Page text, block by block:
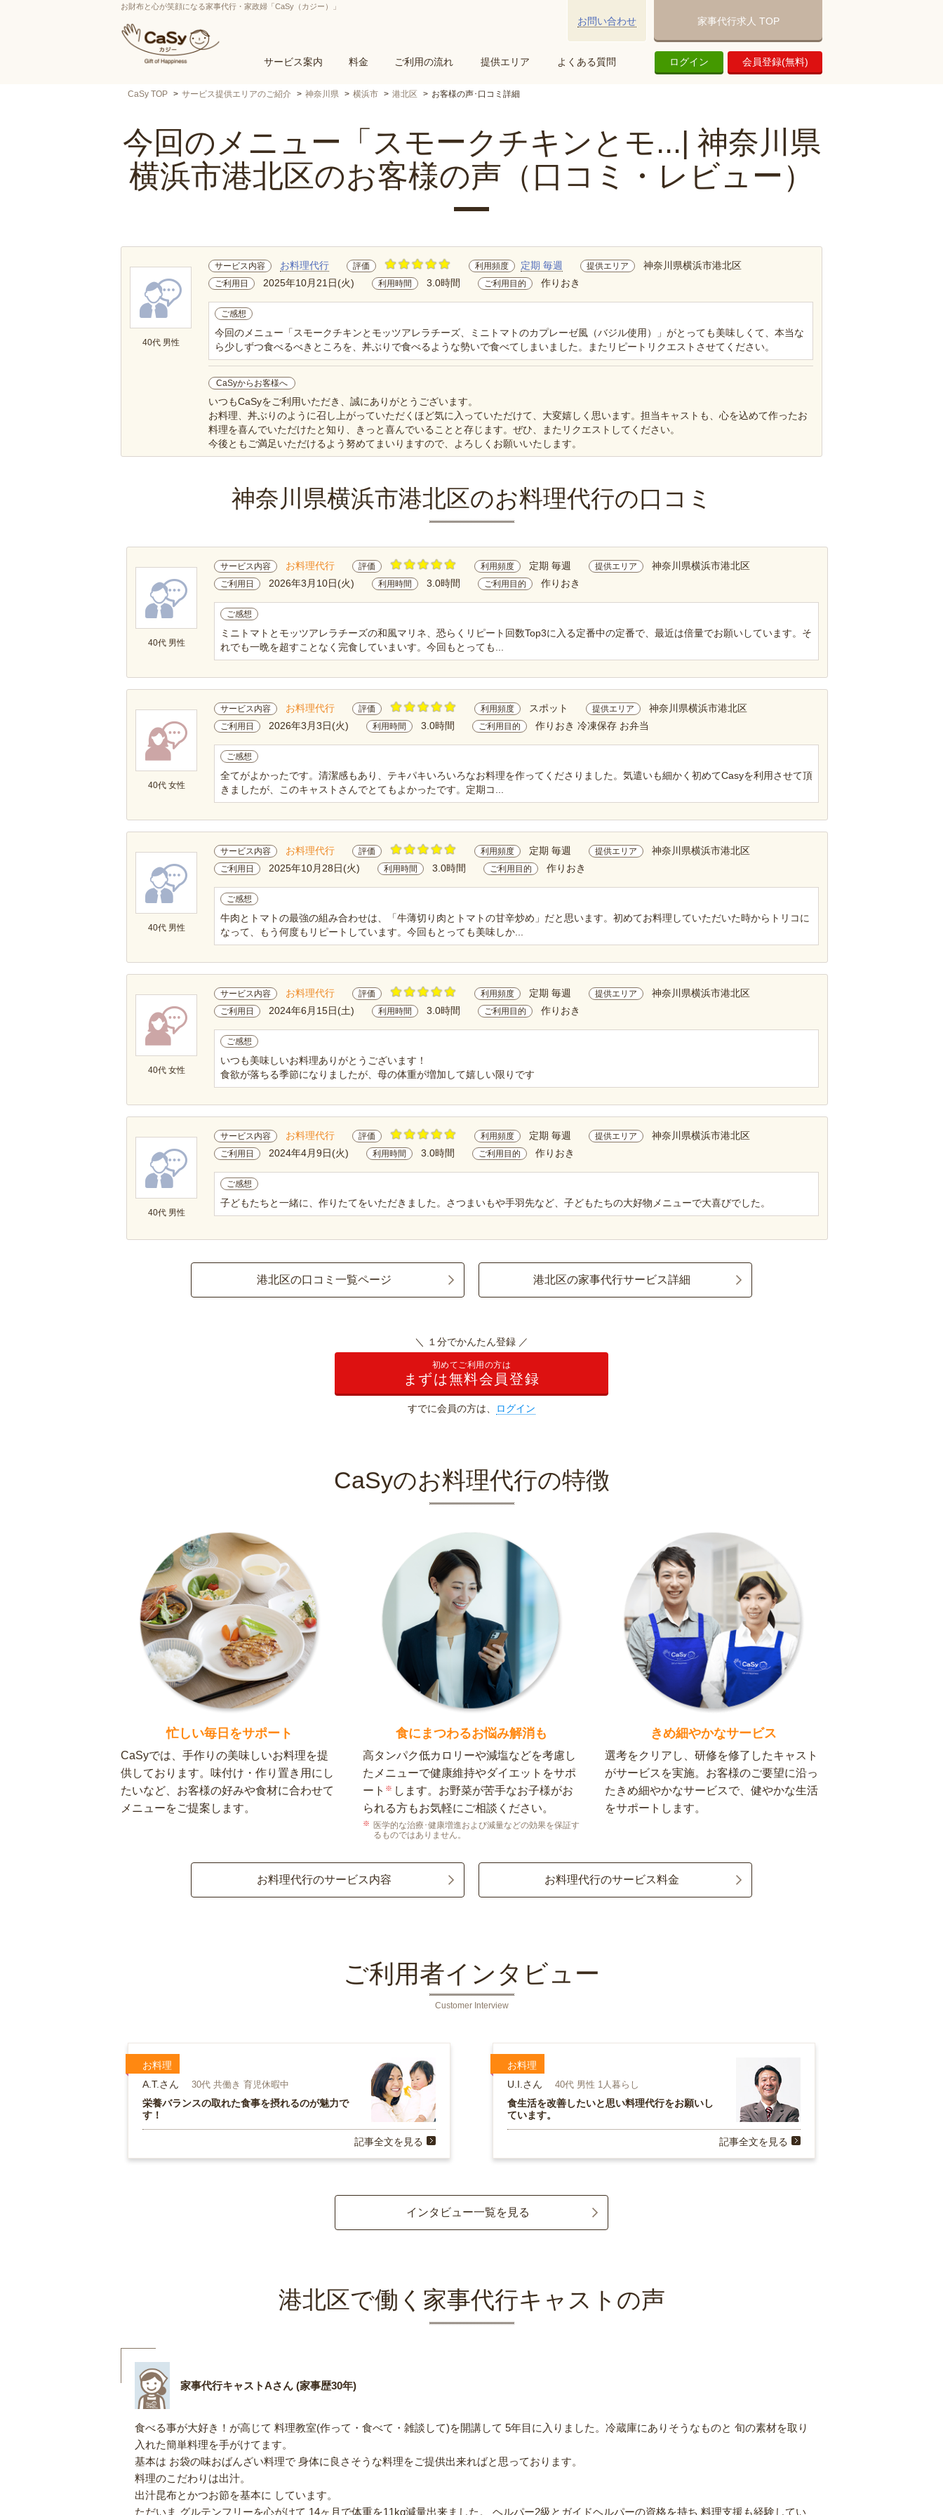
お財布と心が笑顔になる家事代行・家政婦「CaSy（カジー）」
サービス案内 料金 ご利用の流れ 提供エリア よくある質問 ログイン 会員登録(無料)
お問い合わせ 家事代行求人 TOP
CaSy TOP サービス提供エリアのご紹介 神奈川県 横浜市 港北区 お客様の声･口コミ詳細
今回のメニュー「スモークチキンとモ...| 神奈川県
横浜市港北区のお客様の声（口コミ・レビュー）
40代 男性
サービス内容 お料理代行 評価 利用頻度 定期 毎週 提供エリア 神奈川県横浜市港北区
ご利用日 2025年10月21日(火) 利用時間 3.0時間 ご利用目的 作りおき
ご感想
今回のメニュー「スモークチキンとモッツアレラチーズ、ミニトマトのカプレーゼ風（バジル使用）」がとっても美味しくて、本当な
ら少しずつ食べるべきところを、丼ぶりで食べるような勢いで食べてしまいました。またリピートリクエストさせてください。
CaSyからお客様へ
いつもCaSyをご利用いただき、誠にありがとうございます。
お料理、丼ぶりのように召し上がっていただくほど気に入っていただけて、大変嬉しく思います。担当キャストも、心を込めて作ったお
料理を喜んでいただけたと知り、きっと喜んでいることと存じます。ぜひ、またリクエストしてください。
今後ともご満足いただけるよう努めてまいりますので、よろしくお願いいたします。
神奈川県横浜市港北区のお料理代行の口コミ
40代 男性
サービス内容 お料理代行 評価 利用頻度 定期 毎週 提供エリア 神奈川県横浜市港北区
ご利用日 2026年3月10日(火) 利用時間 3.0時間 ご利用目的 作りおき
ご感想
ミニトマトとモッツアレラチーズの和風マリネ、恐らくリピート回数Top3に入る定番中の定番で、最近は倍量でお願いしています。そ
れでも一晩を超すことなく完食していまいす。今回もとっても...
40代 女性
サービス内容 お料理代行 評価 利用頻度 スポット 提供エリア 神奈川県横浜市港北区
ご利用日 2026年3月3日(火) 利用時間 3.0時間 ご利用目的 作りおき 冷凍保存 お弁当
ご感想
全てがよかったです。清潔感もあり、テキパキいろいろなお料理を作ってくださりました。気遣いも細かく初めてCasyを利用させて頂
きましたが、このキャストさんでとてもよかったです。定期コ...
40代 男性
サービス内容 お料理代行 評価 利用頻度 定期 毎週 提供エリア 神奈川県横浜市港北区
ご利用日 2025年10月28日(火) 利用時間 3.0時間 ご利用目的 作りおき
ご感想
牛肉とトマトの最強の組み合わせは、「牛薄切り肉とトマトの甘辛炒め」だと思います。初めてお料理していただいた時からトリコに
なって、もう何度もリピートしています。今回もとっても美味しか...
40代 女性
サービス内容 お料理代行 評価 利用頻度 定期 毎週 提供エリア 神奈川県横浜市港北区
ご利用日 2024年6月15日(土) 利用時間 3.0時間 ご利用目的 作りおき
ご感想
いつも美味しいお料理ありがとうございます！
食欲が落ちる季節になりましたが、母の体重が増加して嬉しい限りです
40代 男性
サービス内容 お料理代行 評価 利用頻度 定期 毎週 提供エリア 神奈川県横浜市港北区
ご利用日 2024年4月9日(火) 利用時間 3.0時間 ご利用目的 作りおき
ご感想
子どもたちと一緒に、作りたてをいただきました。さつまいもや手羽先など、子どもたちの大好物メニューで大喜びでした。
港北区の口コミ一覧ページ 港北区の家事代行サービス詳細
＼ １分でかんたん登録 ／
初めてご利用の方は
まずは無料会員登録
すでに会員の方は、 ログイン
CaSyのお料理代行の特徴
忙しい毎日をサポート
CaSyでは、手作りの美味しいお料理を提
供しております。味付け・作り置き用にし
たいなど、お客様の好みや食材に合わせて
メニューをご提案します。
食にまつわるお悩み解消も
高タンパク低カロリーや減塩などを考慮し
たメニューで健康維持やダイエットをサポ
ート ※ します。お野菜が苦手なお子様がお
られる方もお気軽にご相談ください。
医学的な治療･健康増進および減量などの効果を保証す
るものではありません。
きめ細やかなサービス
選考をクリアし、研修を修了したキャスト
がサービスを実施。お客様のご要望に沿っ
たきめ細やかなサービスで、健やかな生活
をサポートします。
お料理代行のサービス内容 お料理代行のサービス料金
ご利用者インタビュー
Customer Interview
お料理
A.T.さん
30代 共働き 育児休暇中
栄養バランスの取れた食事を摂れるのが魅力で
す！
記事全文を見る
お料理
U.I.さん
40代 男性 1人暮らし
食生活を改善したいと思い料理代行をお願いし
ています。
記事全文を見る
インタビュー一覧を見る
港北区で働く家事代行キャストの声
家事代行キャストAさん (家事歴30年)
食べる事が大好き！が高じて 料理教室(作って・食べて・雑談して)を開講して 5年目に入りました。冷蔵庫にありそうなものと 旬の素材を取り
入れた簡単料理を手がけてます。
基本は お袋の味おばんざい料理で 身体に良さそうな料理をご提供出来ればと思っております。
料理のこだわりは出汁。
出汁昆布とかつお節を基本に しています。
ただいま グルテンフリーを心がけて 14ヶ月で体重を11kg減量出来ました。 ヘルパー2級とガイドヘルパーの資格を持ち 料理支援も経験してい